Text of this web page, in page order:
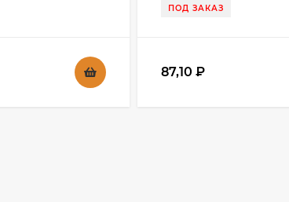
ПОД ЗАКАЗ
87,10₽